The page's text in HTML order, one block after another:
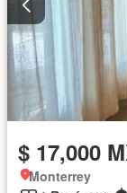
$ 17,000
Monterrey